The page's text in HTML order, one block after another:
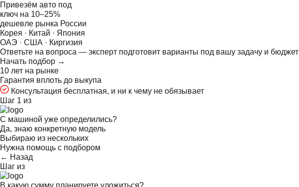
Привезём авто под
ключ на 10–25%
дешевле рынка России
Корея · Китай · Япония
ОАЭ · США · Киргизия
Ответьте на вопроса — эксперт подготовит варианты под вашу задачу и бюджет
Начать подбор →
10 лет на рынке
Гарантия вплоть до выкупа
Консультация бесплатная, и ни к чему не обязывает
Шаг 1 из
С машиной уже определились?
Да, знаю конкретную модель
Выбираю из нескольких
Нужна помощь с подбором
← Назад
Шаг из